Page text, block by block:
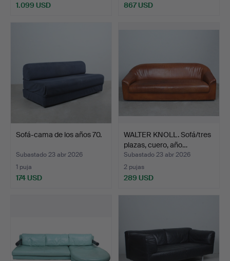
1.099 USD 867 USD
Sofá-cama de los años 70.
Subastado 23 abr 2026
1 puja
174 USD
WALTER KNOLL. Sofá/tres
plazas, cuero, año…
Subastado 23 abr 2026
2 pujas
289 USD